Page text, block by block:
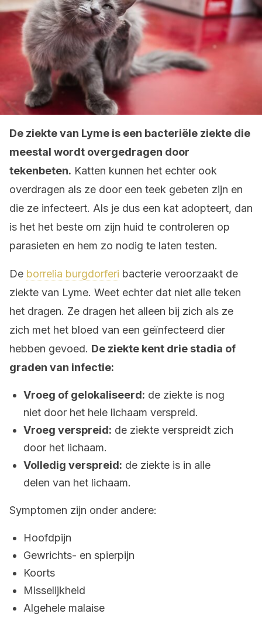
De ziekte van Lyme is een bacteriële ziekte die
meestal wordt overgedragen door
tekenbeten. Katten kunnen het echter ook
overdragen als ze door een teek gebeten zijn en
die ze infecteert. Als je dus een kat adopteert, dan
is het het beste om zijn huid te controleren op
parasieten en hem zo nodig te laten testen.
De borrelia burgdorferi bacterie veroorzaakt de
ziekte van Lyme. Weet echter dat niet alle teken
het dragen. Ze dragen het alleen bij zich als ze
zich met het bloed van een geïnfecteerd dier
hebben gevoed. De ziekte kent drie stadia of
graden van infectie:
Vroeg of gelokaliseerd: de ziekte is nog
niet door het hele lichaam verspreid.
Vroeg verspreid: de ziekte verspreidt zich
door het lichaam.
Volledig verspreid: de ziekte is in alle
delen van het lichaam.
Symptomen zijn onder andere:
Hoofdpijn
Gewrichts- en spierpijn
Koorts
Misselijkheid
Algehele malaise